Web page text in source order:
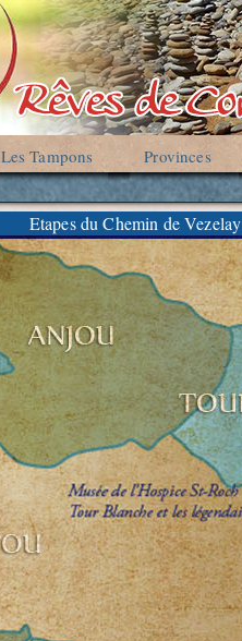
Etapes du Chemin de Vezelay
Les Tampons Provinces